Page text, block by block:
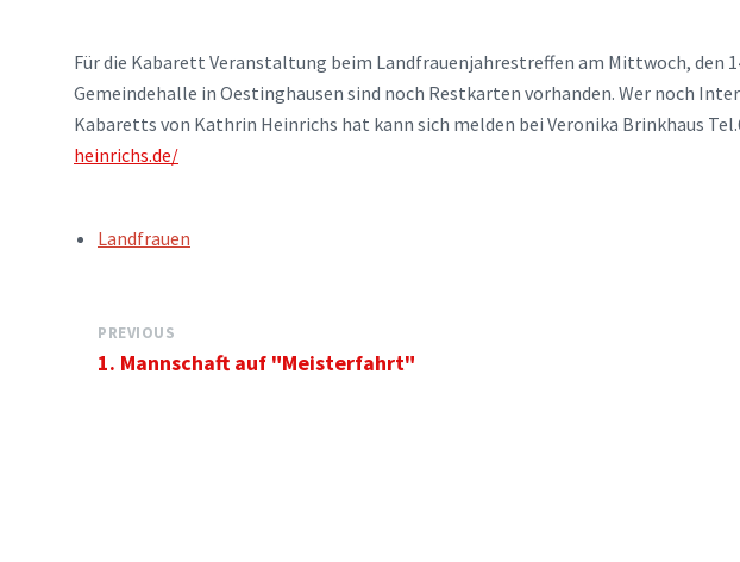
Für die Kabarett Veranstaltung beim Landfrauenjahrestreffen am Mittwoch, den
Gemeindehalle in Oestinghausen sind noch Restkarten vorhanden. Wer noch
Kabaretts von Kathrin Heinrichs hat kann sich melden bei Veronika Brinkhaus
heinrichs.de/
TAGS:Landfrauen
PREVIOUS
1. Mannschaft auf "Meisterfahrt"